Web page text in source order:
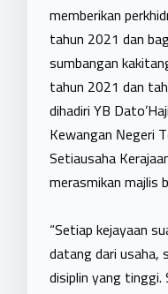
memberikan
tahun 2021 dan
sumbangan
tahun 2021 dan
dihadiri YB
Kewangan Negeri
Setiausaha
merasmikan majlis
“Setiap kejayaan
datang dari usaha,
disiplin yang tinggi.